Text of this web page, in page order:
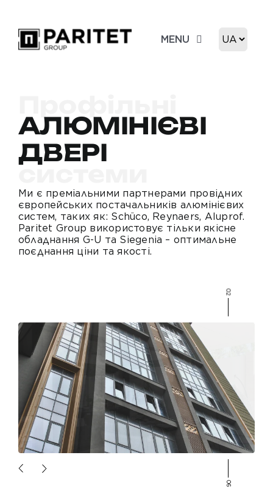
content
MENU
Ціни
Портфоліо
Дилерам
Вибрати
АЛЮМІНІЄВІ
ДВЕРІ
системи
Ми є преміальними партнерами провідних
європейських постачальників алюмінієвих
систем, таких як: Schüco, Reynaers, Aluprof.
Paritet Group використовує тільки якісне
обладнання G-U та Siegenia – оптимальне
поєднання ціни та якості.
06
02